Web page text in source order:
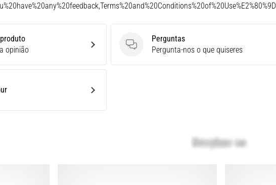
opinião
Perguntas
Perguntas
Pergunta-nos o que quiseres